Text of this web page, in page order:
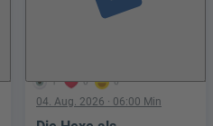
1 0 0
04. Aug. 2026 · 06:00 Min